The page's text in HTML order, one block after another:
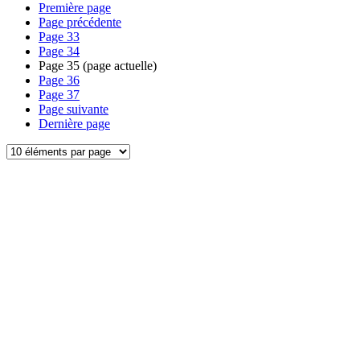
Première page
Page précédente
Page 33
Page 34
Page 35 (page actuelle)
Page 36
Page 37
Page suivante
Dernière page